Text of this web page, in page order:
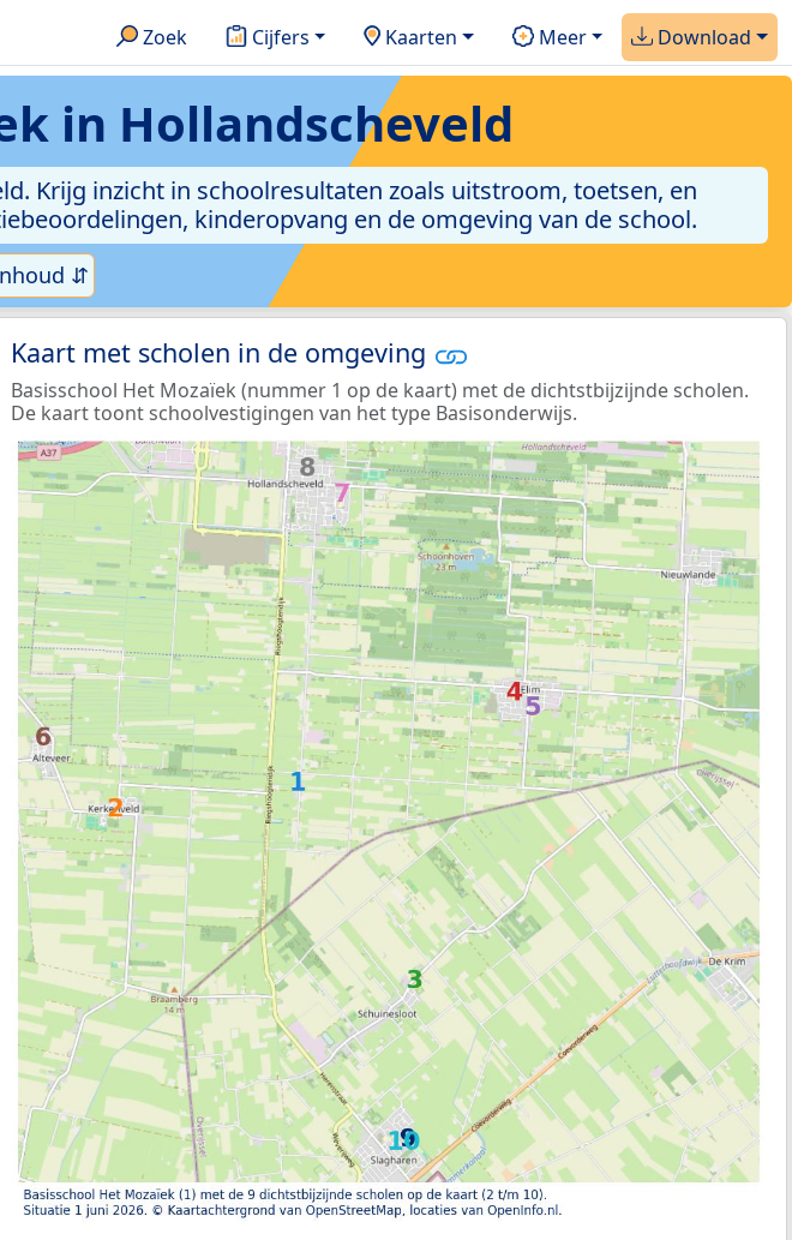
Zoek Cijfers Kaarten Meer Download
in Hollandscheveld
Krijg inzicht in schoolresultaten zoals uitstroom, toetsen, en
kinderopvang en de omgeving van de school.
⇵
Kaart met scholen in de omgeving
Basisschool Het Mozaïek (nummer 1 op de kaart) met de dichtstbijzijnde scholen.
De kaart toont schoolvestigingen van het type Basisonderwijs.